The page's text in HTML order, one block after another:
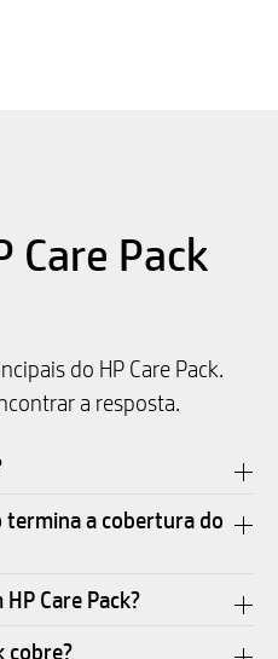
Care Pack
do HP Care Pack.
a resposta.
termina a cobertura do
Care Pack?
cobre?